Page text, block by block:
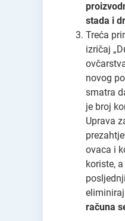
stada i
Treća
izričaj
novog
smatra
je broj
Uprava
ovaca i
koriste,
računa